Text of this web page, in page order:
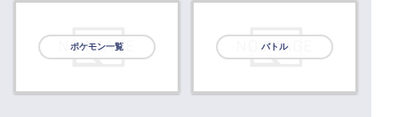
ポケモン一覧 バトル